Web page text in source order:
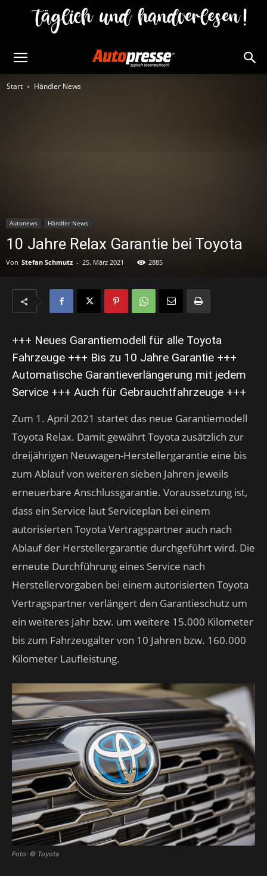
Start Händler News
Autonews Händler News
10 Jahre Relax Garantie bei Toyota
Von Stefan Schmutz - 25. März 2021 2885
+++ Neues Garantiemodell für alle Toyota
Fahrzeuge +++ Bis zu 10 Jahre Garantie +++
Automatische Garantieverlängerung mit jedem
Service +++ Auch für Gebrauchtfahrzeuge +++
Zum 1. April 2021 startet das neue Garantiemodell
Toyota Relax. Damit gewährt Toyota zusätzlich zur
dreijährigen Neuwagen-Herstellergarantie eine bis
zum Ablauf von weiteren sieben Jahren jeweils
erneuerbare Anschlussgarantie. Voraussetzung ist,
dass ein Service laut Serviceplan bei einem
autorisierten Toyota Vertragspartner auch nach
Ablauf der Herstellergarantie durchgeführt wird. Die
erneute Durchführung eines Service nach
Herstellervorgaben bei einem autorisierten Toyota
Vertragspartner verlängert den Garantieschutz um
ein weiteres Jahr bzw. um weitere 15.000 Kilometer
bis zum Fahrzeugalter von 10 Jahren bzw. 160.000
Kilometer Laufleistung.
Foto: © Toyota